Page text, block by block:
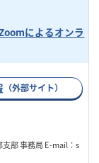
によるオンラ
（外部サイト）
部 事務局 E-mail：s